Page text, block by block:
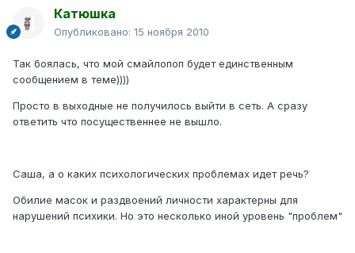
Катюшка
Опубликовано: 15 ноября 2010
Так боялась, что мой смайлопоп будет единственным
сообщением в теме))))
Просто в выходные не получилось выйти в сеть. А сразу
ответить что посущественнее не вышло.
Саша, а о каких психологических проблемах идет речь?
Обилие масок и раздвоений личности характерны для
нарушений психики. Но это несколько иной уровень "проблем"